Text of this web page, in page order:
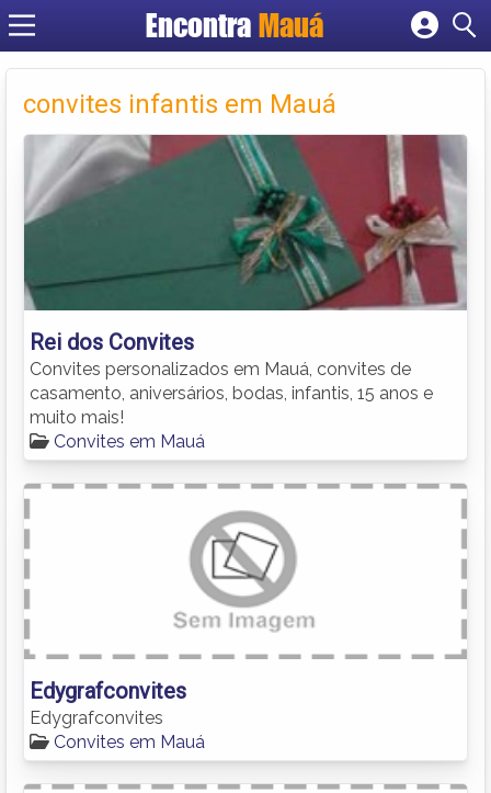
EncontraMauá
Criar conta
convites infantis em Mauá
Rei dos Convites
Convites personalizados em Mauá, convites de
casamento, aniversários, bodas, infantis, 15 anos e
muito mais!
Convites em Mauá
Edygrafconvites
Edygrafconvites
Convites em Mauá